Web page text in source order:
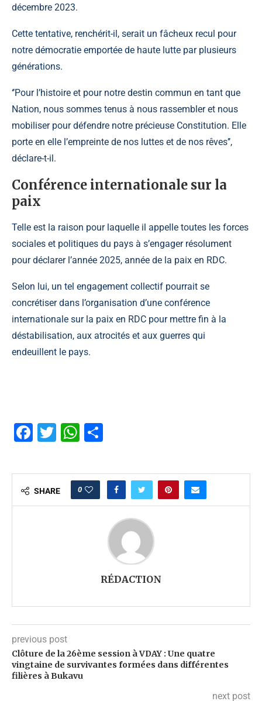
décembre 2023.
Cette tentative, renchérit-il, serait un fâcheux recul pour
notre démocratie emportée de haute lutte par plusieurs
générations.
‘’Pour l’histoire et pour notre destin commun en tant que
Nation, nous sommes tenus à nous rassembler et nous
mobiliser pour défendre notre précieuse Constitution. Elle
porte en elle l’empreinte de nos luttes et de nos rêves’’,
déclare-t-il.
Conférence internationale sur la
paix
Telle est la raison pour laquelle il appelle toutes les forces
sociales et politiques du pays à s’engager résolument
pour déclarer l’année 2025, année de la paix en RDC.
Selon lui, un tel engagement collectif pourrait se
concrétiser dans l’organisation d’une conférence
internationale sur la paix en RDC pour mettre fin à la
déstabilisation, aux atrocités et aux guerres qui
endeuillent le pays.
Facebook
TwitterWhatsApp
SHARE 0
RÉDACTION
previous post
Clôture de la 26ème session à VDAY : Une quatre
vingtaine de survivantes formées dans différentes
filières à Bukavu
next post